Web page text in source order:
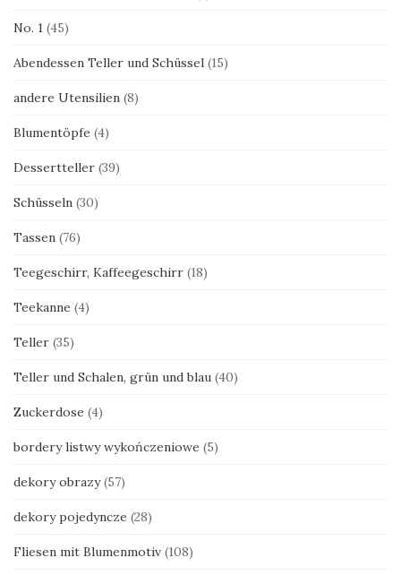
No. 1 (45)
Abendessen Teller und Schüssel (15)
andere Utensilien (8)
Blumentöpfe (4)
Dessertteller (39)
Schüsseln (30)
Tassen (76)
Teegeschirr, Kaffeegeschirr (18)
Teekanne (4)
Teller (35)
Teller und Schalen, grün und blau (40)
Zuckerdose (4)
bordery listwy wykończeniowe (5)
dekory obrazy (57)
dekory pojedyncze (28)
Fliesen mit Blumenmotiv (108)